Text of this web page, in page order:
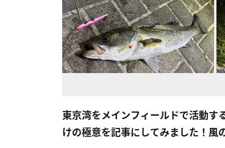
東京湾をメインフィールドで活動す
けの極意を記事にしてみました！風